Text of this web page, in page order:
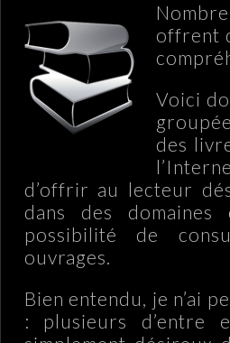
offrent
Voici
des
d’offrir au lecteur
dans des domaines
possibilité de
ouvrages.
Bien entendu, je n’ai
: plusieurs d’entre